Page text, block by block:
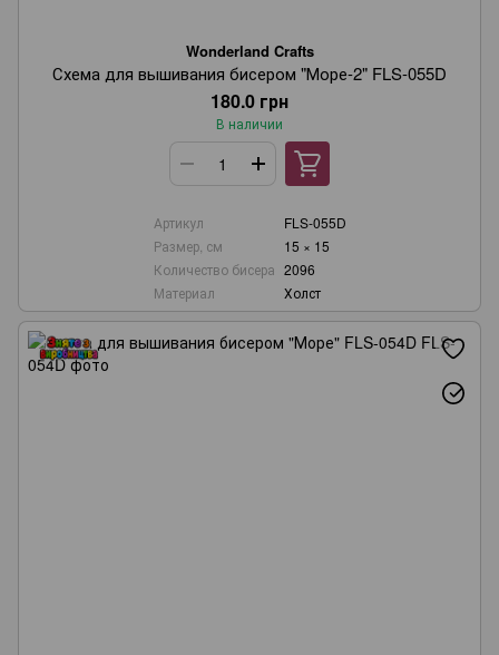
Wonderland Crafts
Схема для вышивания бисером "Море-2" FLS-055D
180.0 грн
В наличии
Артикул
FLS-055D
Размер, см
15 × 15
Количество бисера 2096
Материал
Холст